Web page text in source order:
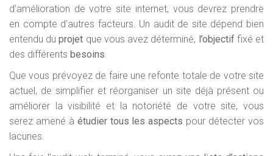
d’amélioration de votre site internet, vous devrez prendre
en compte d’autres facteurs. Un audit de site dépend bien
entendu duprojet que vous avez déterminé, l’objectiffixé et
des différents besoins
Que vous prévoyez de faire une refonte totale de votre site
actuel, de simplifier et réorganiser un site déjà présent ou
améliorer la visibilité et la notoriété de votre site, vous
serez amené à étudier tous les aspects pour détecter vos
lacunes.